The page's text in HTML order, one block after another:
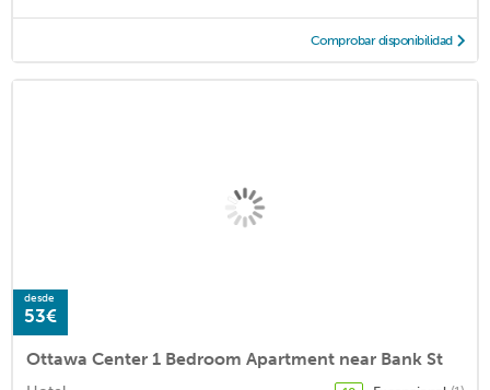
Comprobar disponibilidad
desde
53€
Ottawa Center 1 Bedroom Apartment near Bank St